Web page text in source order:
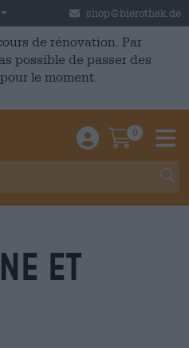
France shop@bierothek.de
de rénovation. Par
possible de passer des
le moment.
Einloggen /
0
et